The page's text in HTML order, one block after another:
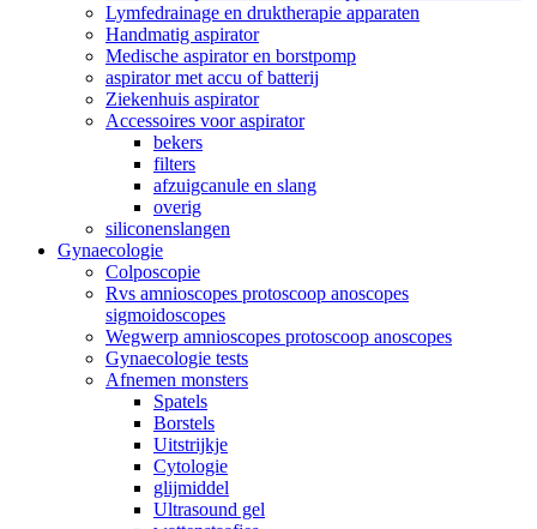
Lymfedrainage en druktherapie apparaten
Handmatig aspirator
Medische aspirator en borstpomp
aspirator met accu of batterij
Ziekenhuis aspirator
Accessoires voor aspirator
bekers
filters
afzuigcanule en slang
overig
siliconenslangen
Gynaecologie
Colposcopie
Rvs amnioscopes protoscoop anoscopes
sigmoidoscopes
Wegwerp amnioscopes protoscoop anoscopes
Gynaecologie tests
Afnemen monsters
Spatels
Borstels
Uitstrijkje
Cytologie
glijmiddel
Ultrasound gel